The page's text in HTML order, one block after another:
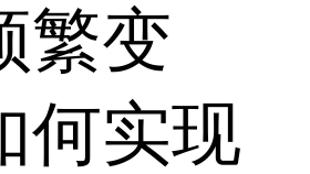
繁变
何实现